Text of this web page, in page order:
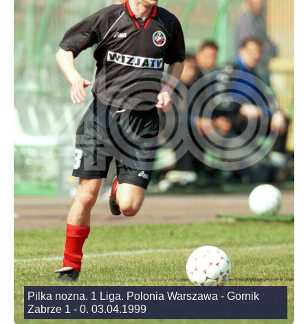
Pilka nozna. 1 Liga. Polonia Warszawa - Gornik
Zabrze 1 - 0. 03.04.1999